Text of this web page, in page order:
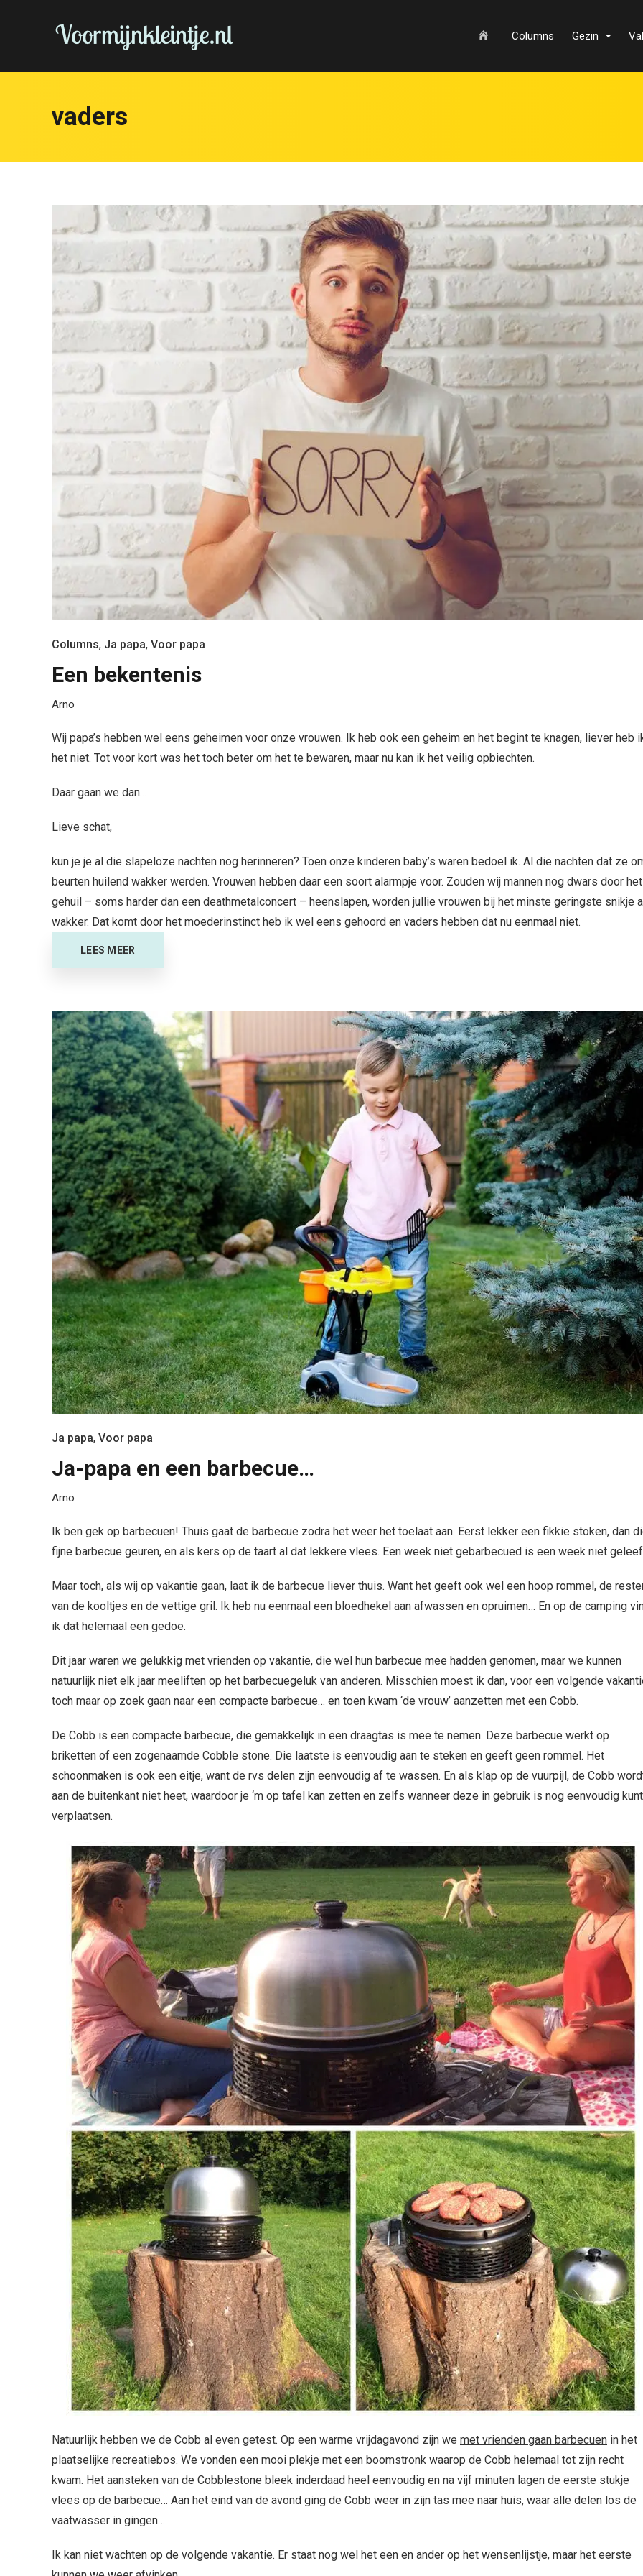
Columns Gezin
vaders
Columns, Ja papa, Voor papa
Een bekentenis
Arno
Wij papa’s hebben wel eens geheimen voor onze vrouwen. Ik heb ook een geheim en het begint te knagen, liever heb
het niet. Tot voor kort was het toch beter om het te bewaren, maar nu kan ik het veilig opbiechten.
Daar gaan we dan…
Lieve schat,
kun je je al die slapeloze nachten nog herinneren? Toen onze kinderen baby’s waren bedoel ik. Al die nachten dat ze
beurten huilend wakker werden. Vrouwen hebben daar een soort alarmpje voor. Zouden wij mannen nog dwars door het
gehuil – soms harder dan een deathmetalconcert – heenslapen, worden jullie vrouwen bij het minste geringste snikje
wakker. Dat komt door het moederinstinct heb ik wel eens gehoord en vaders hebben dat nu eenmaal niet.
LEES MEER
Ja papa, Voor papa
Ja-papa en een barbecue…
Arno
Ik ben gek op barbecuen! Thuis gaat de barbecue zodra het weer het toelaat aan. Eerst lekker een fikkie stoken, dan
fijne barbecue geuren, en als kers op de taart al dat lekkere vlees. Een week niet gebarbecued is een week niet
Maar toch, als wij op vakantie gaan, laat ik de barbecue liever thuis. Want het geeft ook wel een hoop rommel, de
van de kooltjes en de vettige gril. Ik heb nu eenmaal een bloedhekel aan afwassen en opruimen… En op de camping
ik dat helemaal een gedoe.
Dit jaar waren we gelukkig met vrienden op vakantie, die wel hun barbecue mee hadden genomen, maar we kunnen
natuurlijk niet elk jaar meeliften op het barbecuegeluk van anderen. Misschien moest ik dan, voor een volgende
toch maar op zoek gaan naar een compacte barbecue… en toen kwam ‘de vrouw’ aanzetten met een Cobb.
De Cobb is een compacte barbecue, die gemakkelijk in een draagtas is mee te nemen. Deze barbecue werkt op
briketten of een zogenaamde Cobble stone. Die laatste is eenvoudig aan te steken en geeft geen rommel. Het
schoonmaken is ook een eitje, want de rvs delen zijn eenvoudig af te wassen. En als klap op de vuurpijl, de Cobb
aan de buitenkant niet heet, waardoor je ‘m op tafel kan zetten en zelfs wanneer deze in gebruik is nog eenvoudig kunt
verplaatsen.
Natuurlijk hebben we de Cobb al even getest. Op een warme vrijdagavond zijn we met vrienden gaan barbecuen in het
plaatselijke recreatiebos. We vonden een mooi plekje met een boomstronk waarop de Cobb helemaal tot zijn recht
kwam. Het aansteken van de Cobblestone bleek inderdaad heel eenvoudig en na vijf minuten lagen de eerste stukje
vlees op de barbecue… Aan het eind van de avond ging de Cobb weer in zijn tas mee naar huis, waar alle delen los de
vaatwasser in gingen…
Ik kan niet wachten op de volgende vakantie. Er staat nog wel het een en ander op het wensenlijstje, maar het eerste